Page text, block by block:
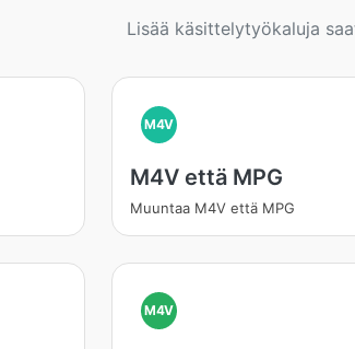
Lisää käsittelytyökaluja
M4V
M4V että MPG
Muuntaa M4V että MPG
M4V